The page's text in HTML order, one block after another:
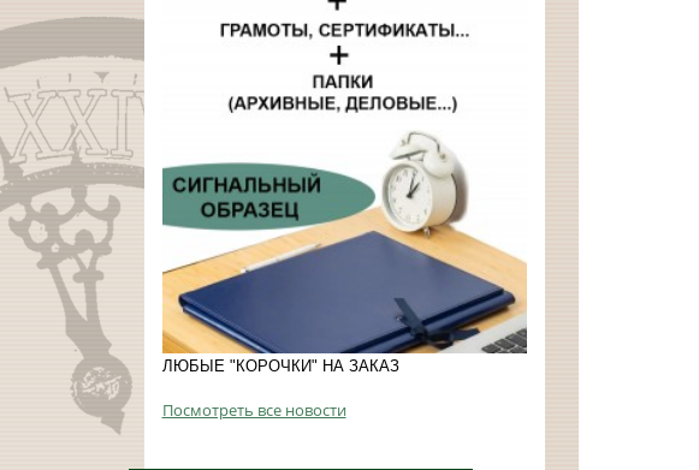
ЛЮБЫЕ "КОРОЧКИ" НА ЗАКАЗ
Посмотреть все новости